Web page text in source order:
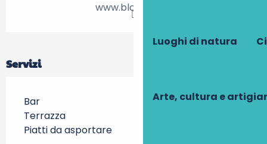
Luoghi di natura
Arte, cultura e
www.blockout.fr
Servizi
Bar
Terrazza
Piatti da asportare